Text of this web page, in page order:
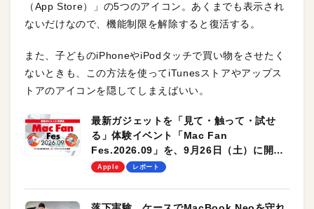
（App Store）」の5つのアイコン。あくまでも表示され
ないだけなので、機能制限を解除すると復活する。
また、子どものiPhoneやiPodタッチで買い物をさせたく
ないときも、この方法を使ってiTunesストアやアップス
トアのアイコンを隠してしまえばいい。
最新ガジェットを「見て・触って・試せ
る」体験イベント「Mac Fan
Fes.2026.09」を、9月26日（土）に開催
します！
Apple レポート